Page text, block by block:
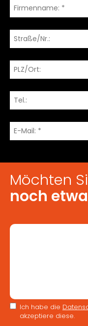
Möchten
noch
Ich habe die
akzeptiere diese.